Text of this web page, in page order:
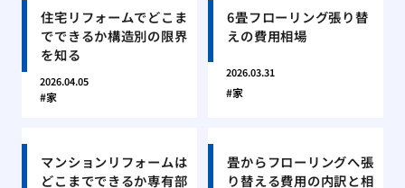
住宅リフォームでどこま
でできるか構造別の限界
を知る
2026.04.05
家
6畳フローリング張り替
えの費用相場
2026.03.31
家
マンションリフォームは
どこまでできるか専有部
畳からフローリングへ張
り替える費用の内訳と相